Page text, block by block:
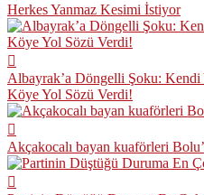
Herkes Yanmaz Kesimi İstiyor
Albayrak’a Döngelli Şoku:
Köye Yol Sözü Verdi!
Akçakocalı bayan kuaförleri